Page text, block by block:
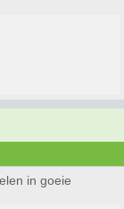
in goeie